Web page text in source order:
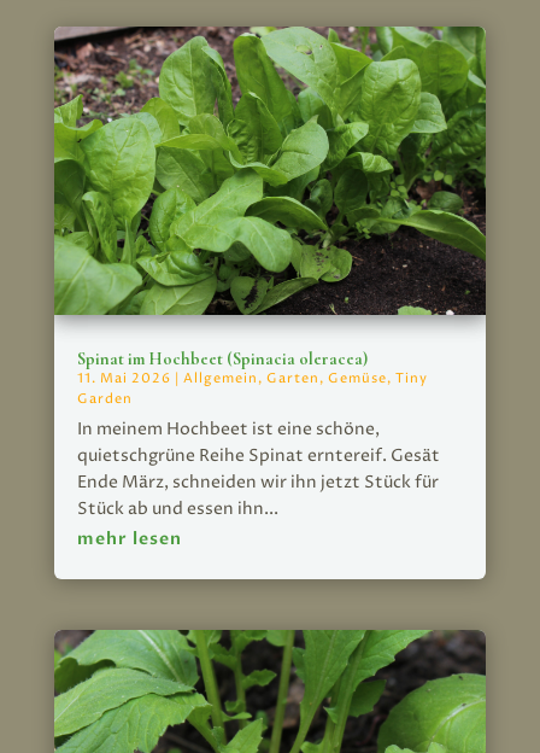
Spinat im Hochbeet (Spinacia oleracea)
11. Mai 2026 | Allgemein , Garten , Gemüse, Tiny
Garden
In meinem Hochbeet ist eine schöne,
quietschgrüne Reihe Spinat erntereif. Gesät
Ende März, schneiden wir ihn jetzt Stück für
Stück ab und essen ihn...
mehr lesen